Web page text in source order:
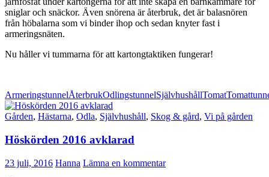
sniglar och snäckor. Även snörena är återbruk, det är balasnören
från höbalarna som vi binder ihop och sedan knyter fast i
armeringsnäten.
Nu håller vi tummarna för att kartongtaktiken fungerar!
ArmeringstunnelÅterbrukOdlingstunnelSjälvhushållTomat
Gården, Hästarna, Odla, Självhushåll, Skog & gård, Vi på gården
Höskörden 2016 avklarad
23 juli, 2016 Hanna Lämna en kommentar